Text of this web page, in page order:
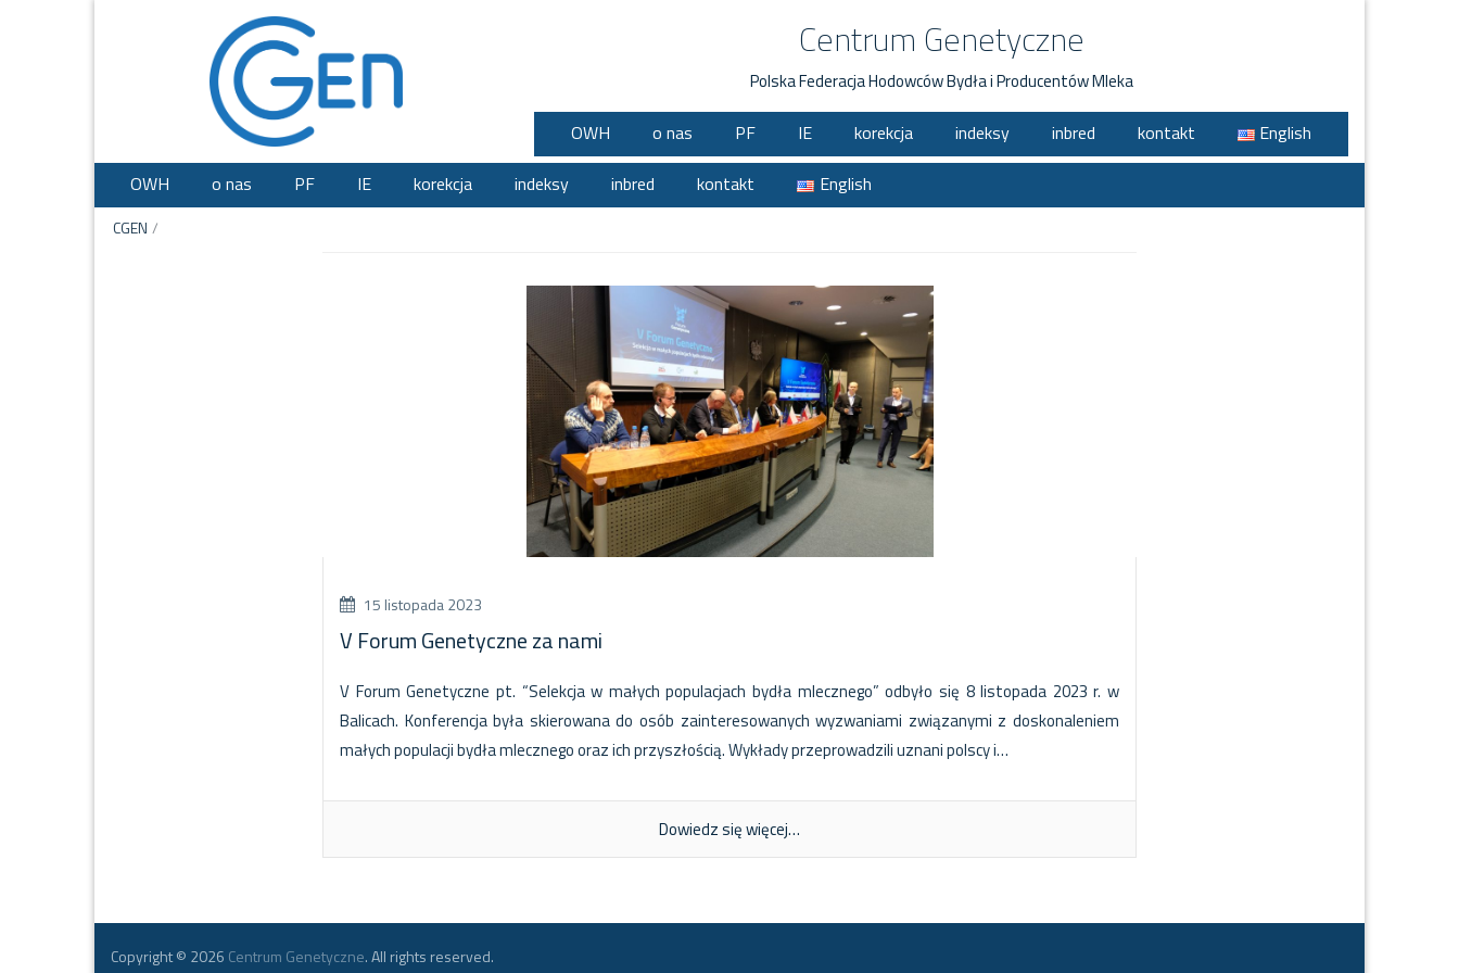
Centrum Genetyczne
Polska Federacja Hodowców Bydła i Producentów Mleka
OWH o nas PF IE korekcja indeksy inbred kontakt
English
OWH
o nas PF IE korekcja indeksy inbred kontakt English
CGEN /
15 listopada 2023
V Forum Genetyczne za nami
V Forum Genetyczne pt. “Selekcja w małych populacjach bydła mlecznego” odbyło się 8 listopada 2023 r. w
Balicach. Konferencja była skierowana do osób zainteresowanych wyzwaniami związanymi z doskonaleniem
małych populacji bydła mlecznego oraz ich przyszłością. Wykłady przeprowadzili uznani polscy i…
Dowiedz się więcej…
Copyright © 2026 Centrum Genetyczne. All rights reserved.